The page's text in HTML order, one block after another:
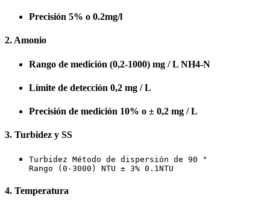
Precisión 5% o 0.2mg/l
2. Amonio
Rango de medición (0,2-1000) mg / L NH4-N
Límite de detección 0,2 mg / L
Precisión de medición 10% o ± 0,2 mg / L
3. Turbidez y SS
Turbidez Método de dispersión de 90 °
Rango (0-3000) NTU ± 3% 0.1NTU
4. Temperatura